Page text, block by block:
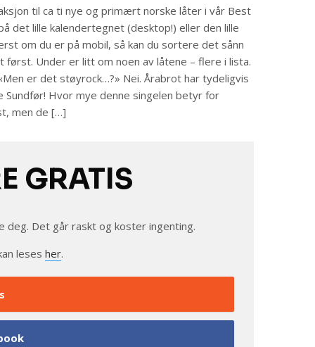
til ca ti nye og primært norske låter i vår Best
det lille kalendertegnet (desktop!) eller den lille
om du er på mobil, så kan du sortere det sånn
først. Under er litt om noen av låtene – flere i lista.
er det støyrock…?» Nei. Årabrot har tydeligvis
Sundfør! Hvor mye denne singelen betyr for
men de […]
GRATIS
deg. Det går raskt og koster ingenting.
leses her.